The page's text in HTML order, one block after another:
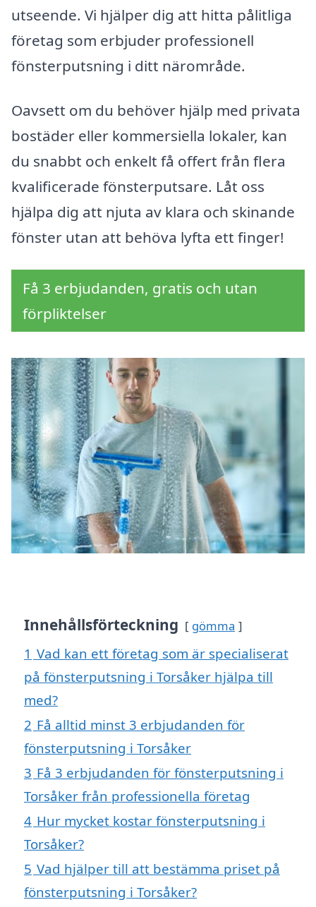
utseende. Vi hjälper dig att hitta pålitliga
företag som erbjuder professionell
fönsterputsning i ditt närområde.
Oavsett om du behöver hjälp med privata
bostäder eller kommersiella lokaler, kan
du snabbt och enkelt få offert från flera
kvalificerade fönsterputsare. Låt oss
hjälpa dig att njuta av klara och skinande
fönster utan att behöva lyfta ett finger!
Få 3 erbjudanden, gratis och utan
förpliktelser
Innehållsförteckning gömma
1 Vad kan ett företag som är specialiserat
på fönsterputsning i Torsåker hjälpa till
med?
2 Få alltid minst 3 erbjudanden för
fönsterputsning i Torsåker
3 Få 3 erbjudanden för fönsterputsning i
Torsåker från professionella företag
4 Hur mycket kostar fönsterputsning i
Torsåker?
5 Vad hjälper till att bestämma priset på
fönsterputsning i Torsåker?